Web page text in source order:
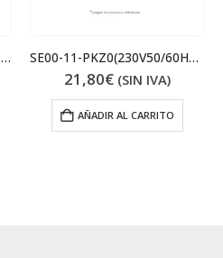
1469470000 PRO ECO 72W 24V 3A SE00-11-PKZ0(230V50/60HZ) Contactor
21,80€ (SIN IVA)
AÑADIR AL CARRITO